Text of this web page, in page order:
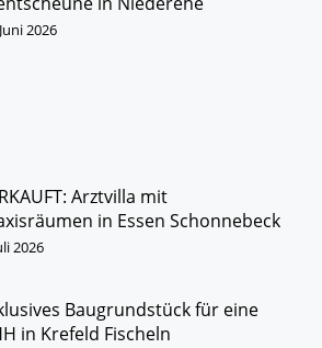
2026
Arztvilla mit
in Essen Schonnebeck
2026
Baugrundstück für eine
in Krefeld Fischeln